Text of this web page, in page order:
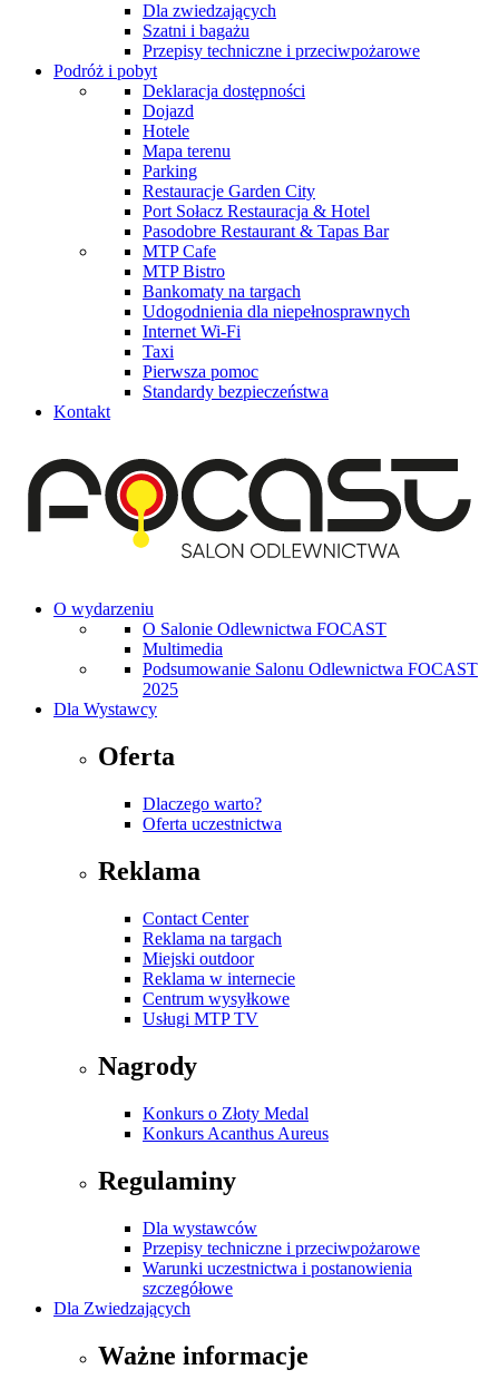
Dla zwiedzających
Szatni i bagażu
Przepisy techniczne i przeciwpożarowe
Podróż i pobyt
Deklaracja dostępności
Dojazd
Hotele
Mapa terenu
Parking
Restauracje Garden City
Port Sołacz Restauracja & Hotel
Pasodobre Restaurant & Tapas Bar
MTP Cafe
MTP Bistro
Bankomaty na targach
Udogodnienia dla niepełnosprawnych
Internet Wi-Fi
Taxi
Pierwsza pomoc
Standardy bezpieczeństwa
Kontakt
O wydarzeniu
O Salonie Odlewnictwa FOCAST
Multimedia
Podsumowanie Salonu Odlewnictwa FOCAST
2025
Dla Wystawcy
Oferta
Dlaczego warto?
Oferta uczestnictwa
Reklama
Contact Center
Reklama na targach
Miejski outdoor
Reklama w internecie
Centrum wysyłkowe
Usługi MTP TV
Nagrody
Konkurs o Złoty Medal
Konkurs Acanthus Aureus
Regulaminy
Dla wystawców
Przepisy techniczne i przeciwpożarowe
Warunki uczestnictwa i postanowienia
szczegółowe
Dla Zwiedzających
Ważne informacje